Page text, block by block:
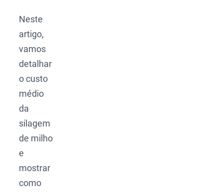
Neste
artigo,
vamos
detalhar
o custo
médio
da
silagem
de milho
e
mostrar
como